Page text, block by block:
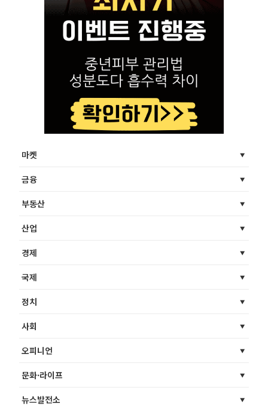
마켓
금융
부동산
산업
경제
국제
정치
사회
오피니언
문화·라이프
뉴스발전소